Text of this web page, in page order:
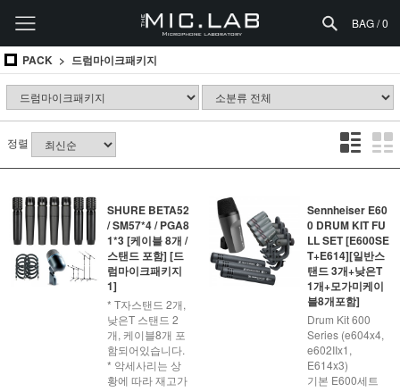
BAG /0
PACK 드럼마이크패키지
정렬
SHURE BETA52
/ SM57*4 / PGA8
1*3 [케이블 8개 /
스탠드 포함] [드
럼마이크패키지
1]
* T자스탠드 2개,
낮은T 스탠드 2
개, 케이블8개 포
함되어있습니다.
* 악세사리는 상
황에 따라 재고가
Sennheiser E60
0 DRUM KIT FU
LL SET [E600SE
T+E614][일반스
탠드 3개+낮은T
1개+모가미케이
블8개포함]
Drum Kit 600
Series (e604x4,
e602IIx1,
E614x3)
기본 E600세트